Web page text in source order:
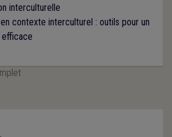
interculturelle
contexte interculturel : outils pour un